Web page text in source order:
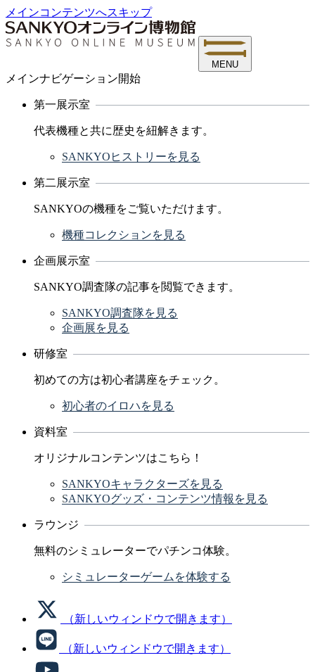
メインコンテンツへスキップ
MENU
メインナビゲーション開始
第一展示室
代表機種と共に歴史を紐解きます。
SANKYOヒストリーを見る
第二展示室
SANKYOの機種をご覧いただけます。
機種コレクションを見る
企画展示室
SANKYO調査隊の記事を閲覧できます。
SANKYO調査隊を見る
企画展を見る
研修室
初めての方は初心者講座をチェック。
初心者のイロハを見る
資料室
オリジナルコンテンツはこちら！
SANKYOキャラクターズを見る
SANKYOグッズ・コンテンツ情報を見る
ラウンジ
無料のシミュレーターでパチンコ体験。
シミュレーターゲームを体験する
（新しいウィンドウで開きます）
（新しいウィンドウで開きます）